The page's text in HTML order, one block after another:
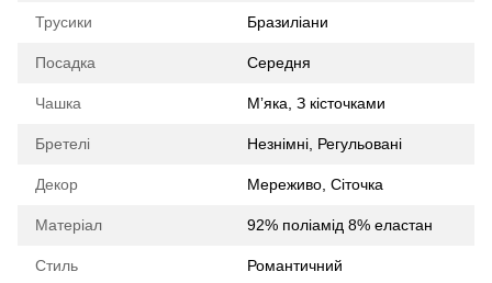
Трусики Бразиліани
Посадка Середня
Чашка Мʼяка, З кісточками
Бретелі Незнімні, Регульовані
Декор Мереживо, Сіточка
Матеріал 92% поліамід 8% еластан
Стиль Романтичний